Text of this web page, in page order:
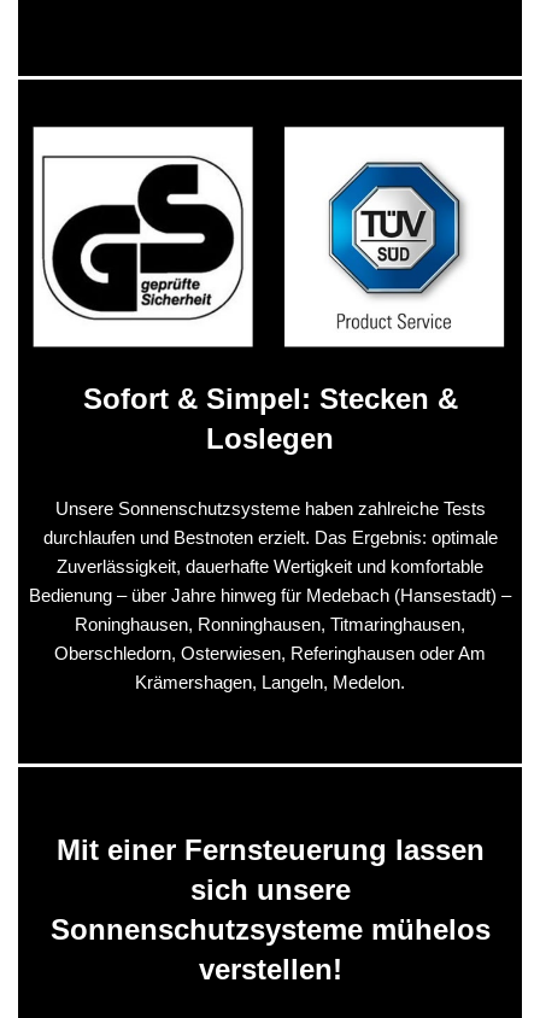
Sofort & Simpel: Stecken &
Loslegen
Unsere Sonnenschutzsysteme haben zahlreiche Tests
durchlaufen und Bestnoten erzielt. Das Ergebnis: optimale
Zuverlässigkeit, dauerhafte Wertigkeit und komfortable
Bedienung – über Jahre hinweg für Medebach (Hansestadt) –
Roninghausen, Ronninghausen, Titmaringhausen,
Oberschledorn, Osterwiesen, Referinghausen oder Am
Krämershagen, Langeln, Medelon.
Mit einer Fernsteuerung lassen
sich unsere
Sonnenschutzsysteme mühelos
verstellen!